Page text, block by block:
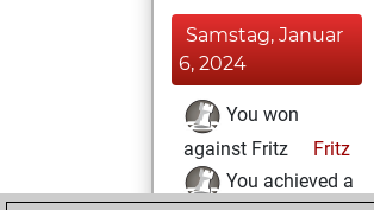
Samstag, Januar
6, 2024
You won
against Fritz
Fritz
You achieved a